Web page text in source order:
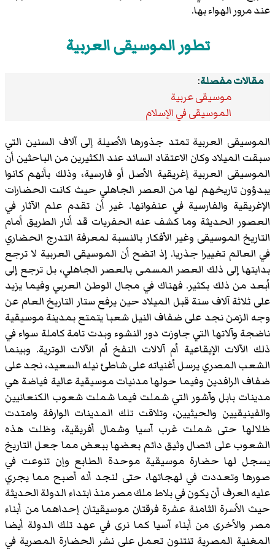
عند مرور الهواء بها.
تطور الموسيقى العربية
مقالات مفصلة:
موسيقى عربية
الموسيقى في الإسلام
الموسيقى العربية تمتد جذورها الأصيلة إلى آلاف السنين التي
سبقت الميلاد وكان الاعتقاد السائد عند الكثيرين من الباحثين أن
الموسيقى العربية إغريقية الأصل أو فارسية، وذلك بأنهم كانوا
يبدؤون تاريخهم لها من العصر الجاهلي حيث كانت الحضارات
الإغريقية والفارسية في عنفوانها. غير أن تقدم علم الآثار في
العصور الحديثة وما كشف عنه الحفريات قد أنار الطريق أمام
التاريخ الموسيقى وغير الأفكار بالنسبة لمعرفة التدرج الحضاري
في العالم تغييرا جذريا. إذ اتضح أن الموسيقى العربية لا ترجع
بدايتها إلى ذلك العصر المسمى بالعصر الجاهلي، بل ترجع إلى
أبعد من ذلك بكثير. فهناك في مجال الوطن العربي وفيما يزيد
على ثلاثة آلاف سنة قبل الميلاد حين يرفع ستار التاريخ العام عن
وجه الزمن نجد على ضفاف النيل شعبا يتمتع بمدينة موسيقية
ناضجة وآلاتها التي جاوزت دور النشوء وبدت تامة كاملة سواء في
ذلك الآلات الإيقاعية أم آلالات النفخ أم الآلات الوترية. وبينما
الشعب المصري يرسل أغنياته على شاطئ نيله السعيد، نجد على
ضفاف الرافدين وفيما حولها مدنيات موسيقية عالية فياضة هي
مدينات بابل وآشور التي شملت فيما شملت شعوب الكنعانيين
والفينيقيين والحيثيين، وتلاقت تلك المدينات الوارفة وامتدت
ظلالها حتى شملت غرب آسيا وشمال أفريقية، وظلت هذه
الشعوب على اتصال وثيق دائم بعضها ببعض مما جعل التاريخ
يسجل لها حضارة موسيقية موحدة الطابع وإن تنوعت في
صورها وتعددت في لهجاتها، حتى لنجد أنه أصبح مما يجري
عليه العرف أن يكون في بلاط ملك مصر منذ ابتداء الدولة الحديثة
حيث الأسرة الثامنة عشرة فرقتان موسيقيتان إحداهما من أبناء
مصر والأخرى من أبناء آسيا كما نرى في عهد تلك الدولة أيضا
المغنية المصرية تنتنون تعمل على نشر الحضارة المصرية في